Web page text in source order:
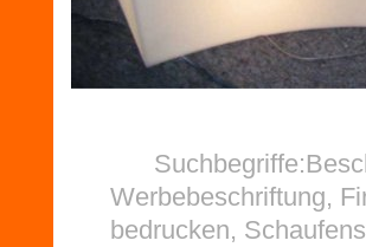
Werbebeschriftung,
bedrucken,